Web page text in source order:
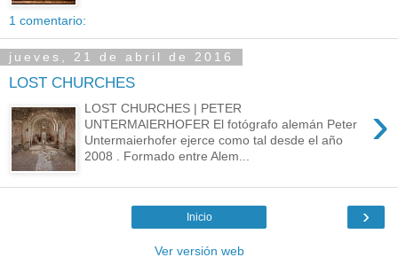
1 comentario:
jueves, 21 de abril de 2016
LOST CHURCHES
›
LOST CHURCHES | PETER
UNTERMAIERHOFER El fotógrafo alemán Peter
Untermaierhofer ejerce como tal desde el año
2008 . Formado entre Alem...
›
Inicio
Ver versión web